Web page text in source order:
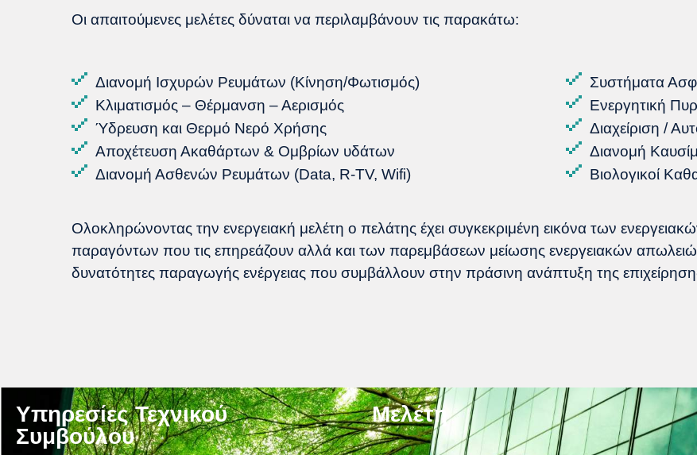
Οι απαιτούμενες μελέτες δύναται να περιλαμβάνουν τις παρακάτω:
Διανομή Ισχυρών Ρευμάτων (Κίνηση/Φωτισμός)
Κλιματισμός – Θέρμανση – Αερισμός
Ύδρευση και Θερμό Νερό Χρήσης
Αποχέτευση Ακαθάρτων & Ομβρίων υδάτων
Διανομή Ασθενών Ρευμάτων (Data, R-TV, Wifi)
Συστήματα
Ενεργητική
Διαχείριση /
Διανομή
Βιολογικοί
Ολοκληρώνοντας την ενεργειακή μελέτη ο πελάτης έχει συγκεκριμένη εικόνα των
παραγόντων που τις επηρεάζουν αλλά και των παρεμβάσεων μείωσης ενεργειακών
δυνατότητες παραγωγής ενέργειας που συμβάλλουν στην πράσινη ανάπτυξη της
Υπηρεσίες Τεχνικού
Συμβούλου
Μελέτη